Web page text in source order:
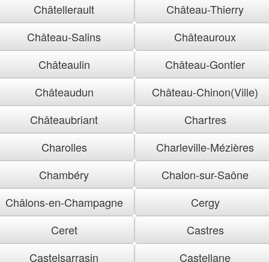
Châtellerault
Château-Thierry
Château-Salins
Châteauroux
Châteaulin
Château-Gontier
Châteaudun
Château-Chinon(Ville)
Châteaubriant
Chartres
Charolles
Charleville-Mézières
Chambéry
Chalon-sur-Saône
Châlons-en-Champagne
Cergy
Ceret
Castres
Castelsarrasin
Castellane